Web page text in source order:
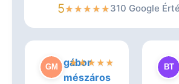
5★★★★★310 Google
gábor
mészáros
★★★★★